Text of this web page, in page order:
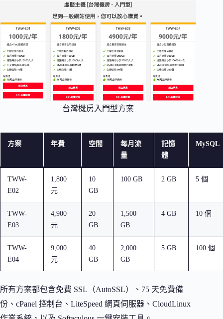
台灣機房入門型方案
方案 年費 空間
每月流
量
記憶
體
MySQL
TWW-
E02
1,800
元
10
GB
100 GB 2 GB 5 個
TWW-
E03
4,900
元
20
GB
1,500
GB
4 GB 10 個
TWW-
E04
9,000
元
40
GB
2,000
GB
5 GB 100 個
所有方案都包含免費 SSL（AutoSSL）、75 天免費備
份、cPanel 控制台、LiteSpeed 網頁伺服器、CloudLinux